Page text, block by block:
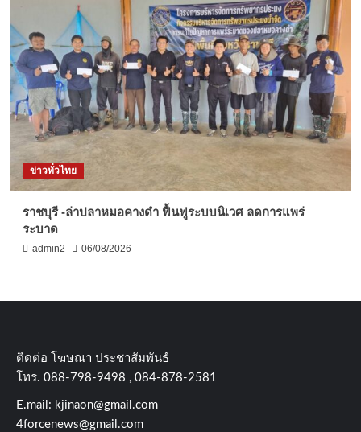
ข่าวทั่วไทย
ราชบุรี -ล่าปลาหมอคางดำ ฟื้นฟูระบบนิเวศ ลดการแพร่
ระบาด
admin2 06/08/2026
ติดต่อ​ โฆษณา​ ประชาสัมพันธ์
โทร​. 088-798-9498 , 084-878-2581
E.mail: kjinaon@gmail.com
4forcenews@gmail.com